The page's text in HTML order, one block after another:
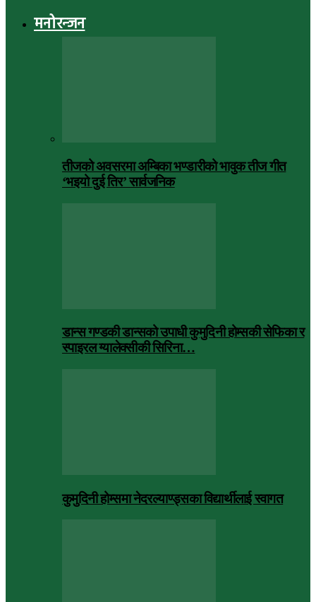
मनोरन्जन
तीजको अवसरमा अम्बिका भण्डारीको भावुक तीज गीत
‘भइयो दुई तिर’ सार्वजनिक
डान्स गण्डकी डान्सको उपाधी कुमुदिनी होम्सकी सेफिका र
स्पाइरल ग्यालेक्सीकी सिरिना…
कुमुदिनी होम्समा नेदरल्याण्ड्सका विद्यार्थीलाई स्वागत